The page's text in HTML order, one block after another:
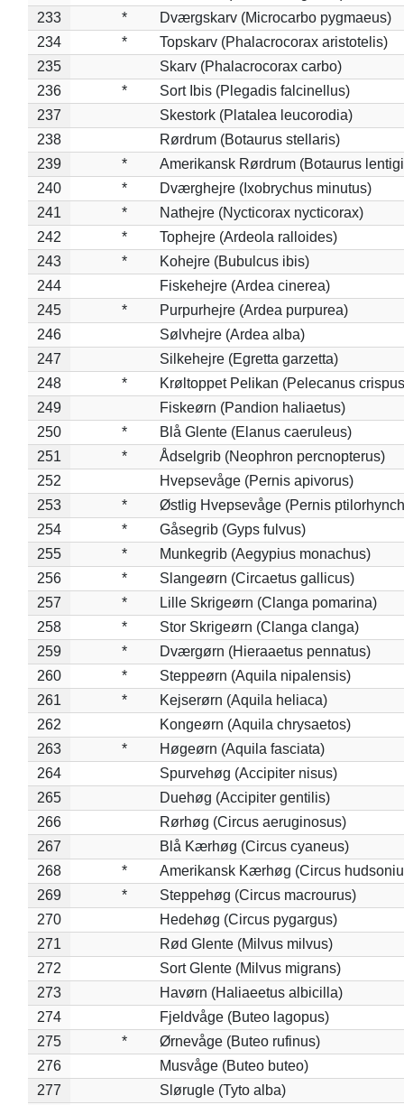
233
*
Dværgskarv (Microcarbo pygmaeus)
234
*
Topskarv (Phalacrocorax aristotelis)
235
Skarv (Phalacrocorax carbo)
236
*
Sort Ibis (Plegadis falcinellus)
237
Skestork (Platalea leucorodia)
238
Rørdrum (Botaurus stellaris)
239
*
Amerikansk Rørdrum (Botaurus
240
*
Dværghejre (Ixobrychus minutus)
241
*
Nathejre (Nycticorax nycticorax)
242
*
Tophejre (Ardeola ralloides)
243
*
Kohejre (Bubulcus ibis)
244
Fiskehejre (Ardea cinerea)
245
*
Purpurhejre (Ardea purpurea)
246
Sølvhejre (Ardea alba)
247
Silkehejre (Egretta garzetta)
248
*
Krøltoppet Pelikan (Pelecanus
249
Fiskeørn (Pandion haliaetus)
250
*
Blå Glente (Elanus caeruleus)
251
*
Ådselgrib (Neophron percnopterus)
252
Hvepsevåge (Pernis apivorus)
253
*
Østlig Hvepsevåge (Pernis
254
*
Gåsegrib (Gyps fulvus)
255
*
Munkegrib (Aegypius monachus)
256
*
Slangeørn (Circaetus gallicus)
257
*
Lille Skrigeørn (Clanga pomarina)
258
*
Stor Skrigeørn (Clanga clanga)
259
*
Dværgørn (Hieraaetus pennatus)
260
*
Steppeørn (Aquila nipalensis)
261
*
Kejserørn (Aquila heliaca)
262
Kongeørn (Aquila chrysaetos)
263
*
Høgeørn (Aquila fasciata)
264
Spurvehøg (Accipiter nisus)
265
Duehøg (Accipiter gentilis)
266
Rørhøg (Circus aeruginosus)
267
Blå Kærhøg (Circus cyaneus)
268
*
Amerikansk Kærhøg (Circus
269
*
Steppehøg (Circus macrourus)
270
Hedehøg (Circus pygargus)
271
Rød Glente (Milvus milvus)
272
Sort Glente (Milvus migrans)
273
Havørn (Haliaeetus albicilla)
274
Fjeldvåge (Buteo lagopus)
275
*
Ørnevåge (Buteo rufinus)
276
Musvåge (Buteo buteo)
277
Slørugle (Tyto alba)